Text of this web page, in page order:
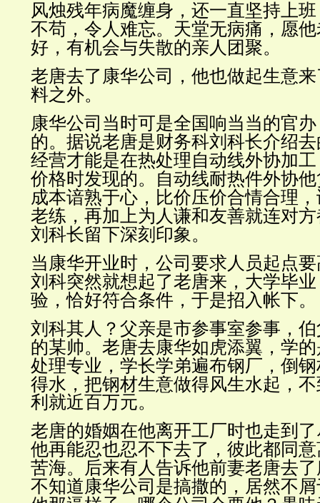
风烛残年病魔缠身，还一直坚持上
不苟，令人难忘。天堂无病痛，愿
好，有机会与失散的亲人团聚。
老唐去了康华公司，他也做起生意
料之外。
康华公司当时可是全国响当当的官
的。据说老唐是财务科刘科长介绍
经营才能是在热处理自动线外协加
价格时发现的。自动线耐热件外协
成本谙熟于心，比价压价合情合理
老练，再加上为人谦和友善就连对
刘科长留下深刻印象。
当康华开业时，公司要求人员起点
刘科突然就想起了老唐来，大学毕
验，恰好符合条件，于是招入帐下。
刘科其人？父亲是市参事室参事，
的某帅。老唐去康华如虎添翼，学
处理专业，学长学弟遍布钢厂，倒
得水，把钢材生意做得风生水起，
利就近百万元。
老唐的婚姻在他离开工厂时也走到
他再能忍也忍不下去了，彼此都同
苦海。后来有人告诉他前妻老唐去
不知道康华公司是搞撒的，居然不